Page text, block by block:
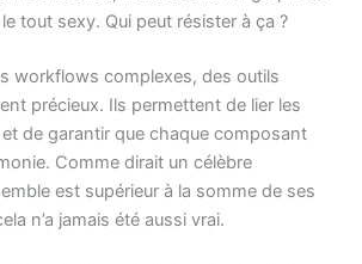
tout sexy. Qui peut résister à ça ?
workflows complexes, des outils
précieux. Ils permettent de lier les
de garantir que chaque composant
Comme dirait un célèbre
est supérieur à la somme de ses
n’a jamais été aussi vrai.